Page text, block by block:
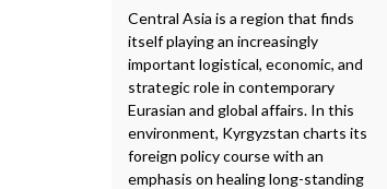
Central Asia is a region that finds
itself playing an increasingly
important logistical, economic, and
strategic role in contemporary
Eurasian and global affairs. In this
environment, Kyrgyzstan charts its
foreign policy course with an
emphasis on healing long-standing